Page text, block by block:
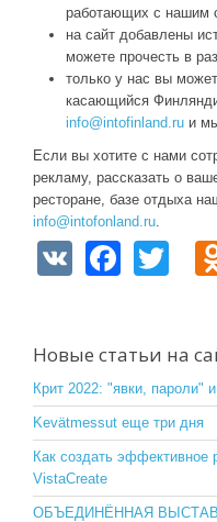
работающих с нашим
на сайт добавлены
можете прочесть в
только у нас вы
касающийся
info@intofinland.ru и
Если вы хотите с нами
рекламу, рассказать о
ресторане, базе отдыха
info@intofonland.ru.
V
F
e
b
o
o
k
er
Новые статьи на
Крит 2022: "явки, пароли"
Kevätmessut еще три дня
Как создать эффективное
VistaCreate
ОБЪЕДИНЁННАЯ